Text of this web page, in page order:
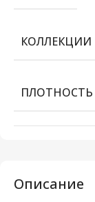
Описание
КОЛЛЕКЦИИ
ПЛОТНОСТЬ